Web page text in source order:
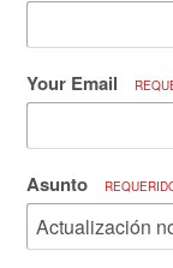
Your Email
Asunto